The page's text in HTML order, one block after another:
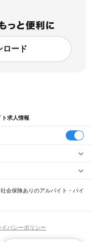
ロード
求人情報
市加西市丹波篠山市
たつの市川辺郡多可郡加古郡
社会保険ありのアルバイト・バイ
バシーポリシー